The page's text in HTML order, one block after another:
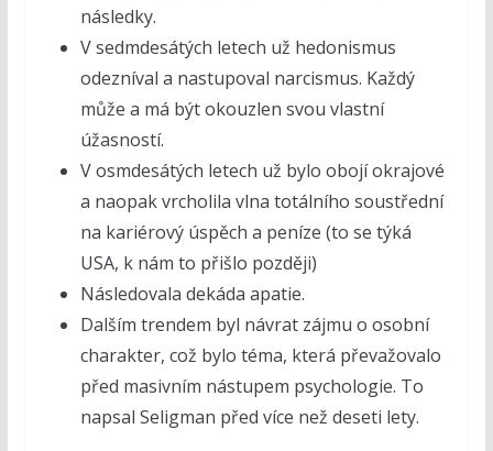
následky.
V sedmdesátých letech už hedonismus
odezníval a nastupoval narcismus. Každý
může a má být okouzlen svou vlastní
úžasností.
V osmdesátých letech už bylo obojí okrajové
a naopak vrcholila vlna totálního soustřední
na kariérový úspěch a peníze (to se týká
USA, k nám to přišlo později)
Následovala dekáda apatie.
Dalším trendem byl návrat zájmu o osobní
charakter, což bylo téma, která převažovalo
před masivním nástupem psychologie. To
napsal Seligman před více než deseti lety.